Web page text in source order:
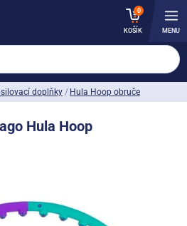
0
KOŠÍK MENU
doplňky Hula Hoop obruče
Hula Hoop